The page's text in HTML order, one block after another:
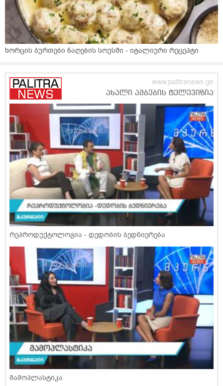
ხორცის ბურთები ნაღების სოუსში - იტალიური რეცეპტი
რეპროდუქტოლოგია - დედობის ბედნიერება
მამოპლასტიკა